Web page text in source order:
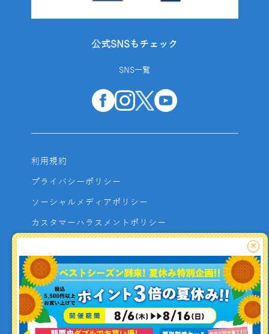
公式SNSもチェック
SNS一覧
利用規約
プライバシーポリシー
ソーシャルメディアポリシー
カスタマーハラスメントポリシー
よくあるご質問
お問い合わせ
利用者資金の保全方法
×